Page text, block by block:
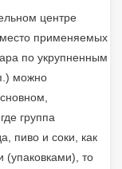
центре
применяемых
по укрупненным
можно
группа
пиво и соки, как
(упаковками), то